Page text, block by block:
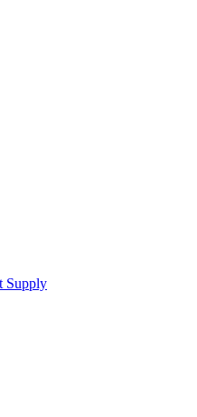
Supply